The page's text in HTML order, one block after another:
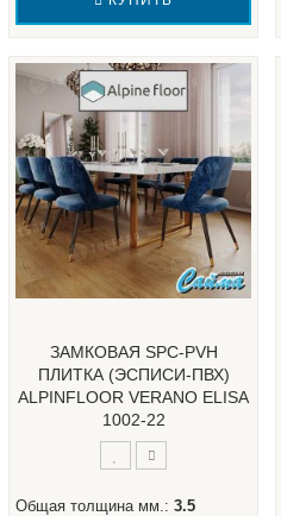
ЗАМКОВАЯ SPC-PVH
ПЛИТКА (ЭСПИСИ-ПВХ)
ALPINFLOOR VERANO ELISA
1002-22
Общая толщина мм.: 3.5